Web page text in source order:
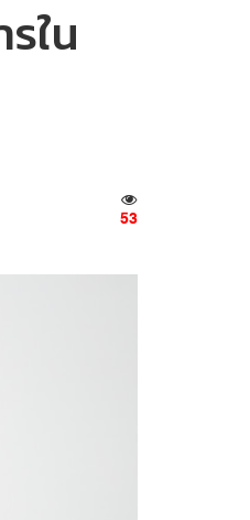
ใน
53